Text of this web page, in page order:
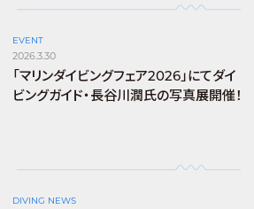
EVENT
2026.3.30
「マリンダイビングフェア2026」にてダイ
ビングガイド・長谷川潤氏の写真展開催！
DIVING NEWS